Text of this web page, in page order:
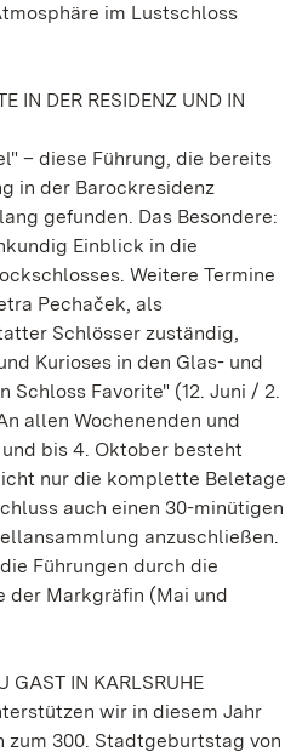
im Lustschloss
IN DER RESIDENZ UND IN
– diese Führung, die bereits
in der Barockresidenz
gefunden. Das Besondere:
Einblick in die
Weitere Termine
Pechaček, als
Schlösser zuständig,
Kurioses in den Glas- und
Schloss Favorite" (12. Juni / 2.
allen Wochenenden und
bis 4. Oktober besteht
nur die komplette Beletage
auch einen 30-minütigen
anzuschließen.
Führungen durch die
der Markgräfin (Mai und
GAST IN KARLSRUHE
wir in diesem Jahr
300. Stadtgeburtstag von